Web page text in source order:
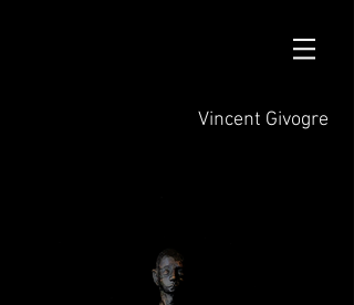
Vincent Givogre